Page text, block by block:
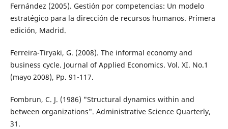
Fernández (2005). Gestión por competencias: Un modelo
estratégico para la dirección de recursos humanos. Primera
edición, Madrid.
Ferreira-Tiryaki, G. (2008). The informal economy and
business cycle. Journal of Applied Economics. Vol. XI. No.1
(mayo 2008), Pp. 91-117.
Fombrun, C. J. (1986) "Structural dynamics within and
between organizations". Administrative Science Quarterly,
31.